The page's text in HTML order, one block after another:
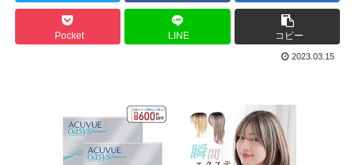
Pocket LINE コピー
2023.03.15